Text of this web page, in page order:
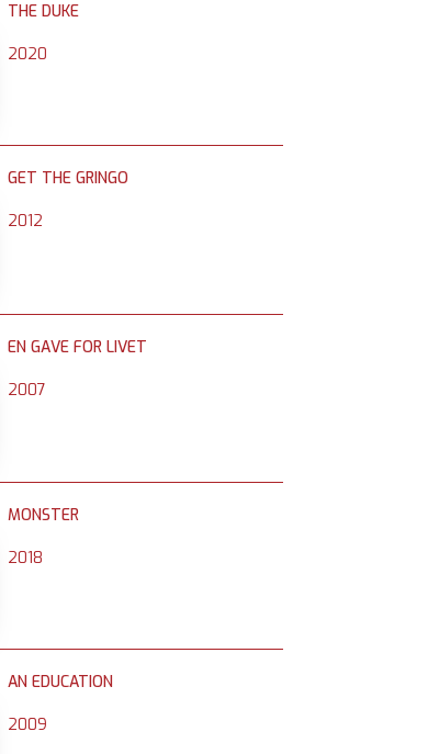
THE DUKE
2020
GET THE GRINGO
2012
EN GAVE FOR LIVET
2007
MONSTER
2018
AN EDUCATION
2009